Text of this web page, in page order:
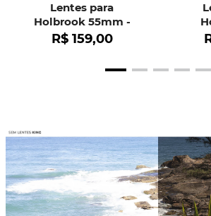
Lentes para
Holbrook 55mm -
OO9102
R$ 159,00